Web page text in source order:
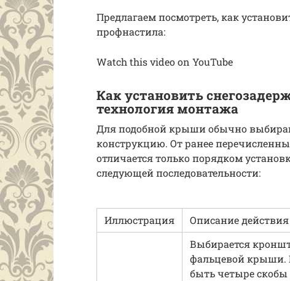
Предлагаем посмотреть, как
профнастила:
Watch this video on YouTube
Как установить
технология монтажа
Для подобной крыши обычно
конструкцию. От ранее
отличается только порядком
следующей последовательности:
Иллюстрация
Описание действия
Выбирается
фальцевой крыши.
быть четыре